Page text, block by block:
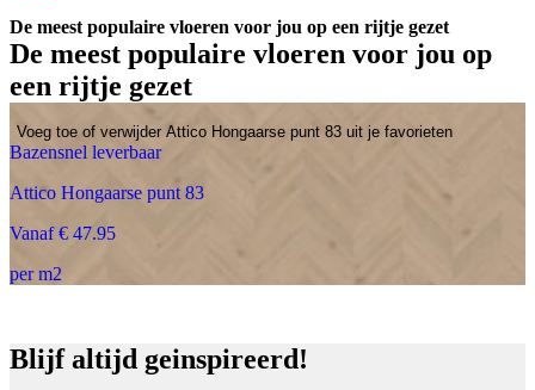
De meest populaire vloeren voor jou op een rijtje gezet
De meest populaire vloeren voor jou op
een rijtje gezet
Voeg toe of verwijder Attico Hongaarse punt 83 uit je favorieten
Bazensnel leverbaar
Attico Hongaarse punt 83
Vanaf € 47.95
per m2
Blijf altijd geinspireerd!